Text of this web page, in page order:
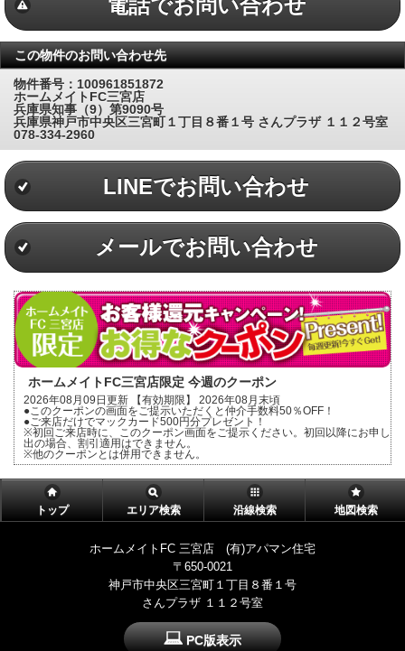
電話でお問い合わせ
この物件のお問い合わせ先
物件番号：100961851872
ホームメイトFC三宮店
兵庫県知事（9）第9090号
兵庫県神戸市中央区三宮町１丁目８番１号 さんプラザ １１２号室
078-334-2960
LINEでお問い合わせ
メールでお問い合わせ
ホームメイトFC三宮店限定 今週のクーポン
2026年08月09日更新 【有効期限】 2026年08月末頃
●このクーポンの画面をご提示いただくと仲介手数料50％OFF！
●ご来店だけでマックカード500円分プレゼント！
※初回ご来店時に、このクーポン画面をご提示ください。初回以降にお申し
出の場合、割引適用はできません。
※他のクーポンとは併用できません。
トップ エリア検索 沿線検索 地図検索
ホームメイトFC 三宮店 (有)アパマン住宅
〒650-0021
神戸市中央区三宮町１丁目８番１号
さんプラザ １１２号室
PC版表示